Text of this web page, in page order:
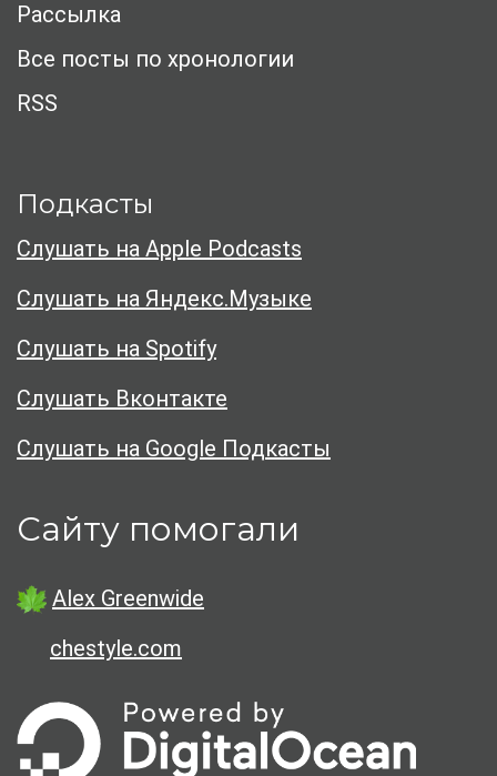
Рассылка
Все посты по хронологии
RSS
Подкасты
Слушать на Apple Podcasts
Слушать на Яндекс.Музыке
Слушать на Spotify
Слушать Вконтакте
Слушать на Google Подкасты
Сайту помогали
Alex Greenwide
chestyle.com